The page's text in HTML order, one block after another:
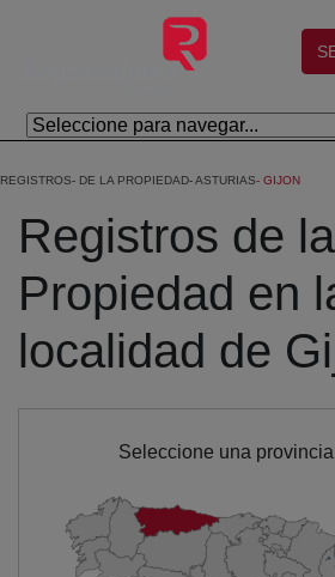
Skip to Main Content
REGISTROS DE LA PROPIEDAD ASTURIAS GIJON
Registros de la
Propiedad en
localidad de
Seleccione una